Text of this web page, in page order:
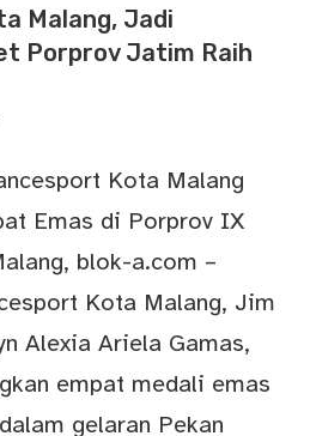
Malang, Jadi
Porprov Jatim Raih